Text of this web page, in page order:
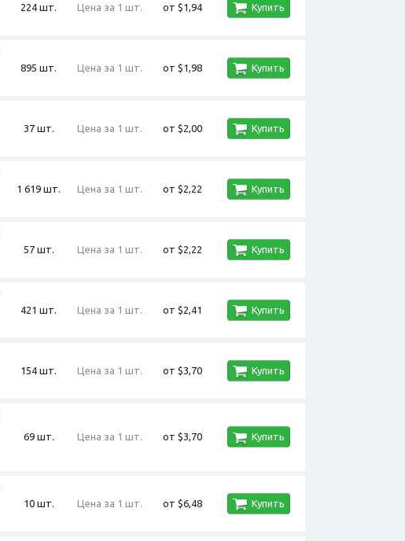
224 шт. Цена за 1 шт. от $1,94 Купить
895 шт. Цена за 1 шт. от $1,98 Купить
37 шт. Цена за 1 шт. от $2,00 Купить
1 619 шт. Цена за 1 шт. от $2,22 Купить
57 шт. Цена за 1 шт. от $2,22 Купить
421 шт. Цена за 1 шт. от $2,41 Купить
154 шт. Цена за 1 шт. от $3,70 Купить
69 шт. Цена за 1 шт. от $3,70 Купить
10 шт. Цена за 1 шт. от $6,48 Купить